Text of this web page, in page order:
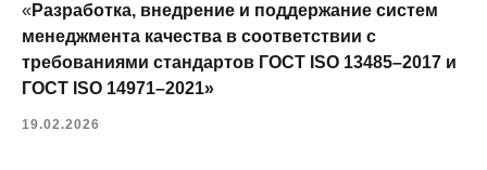
« Разработка, внедрение и поддержание систем
менеджмента качества в соответствии с
требованиями стандартов ГОСТ ISO 13485–2017 и
ГОСТ ISO 14971–2021»
19.02.2026